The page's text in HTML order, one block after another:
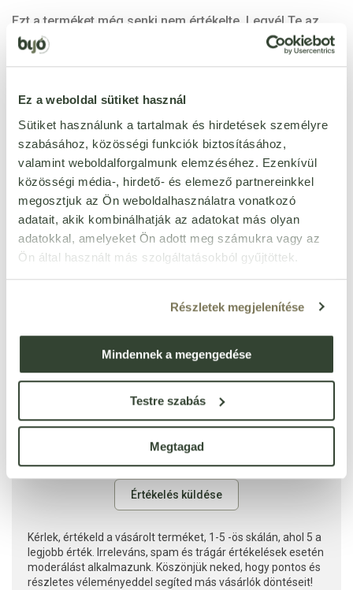
Ez a weboldal sütiket használ
Sütiket használunk a tartalmak és hirdetések személyre
szabásához, közösségi funkciók biztosításához,
valamint weboldalforgalmunk elemzéséhez. Ezenkívül
közösségi média-, hirdető- és elemező partnereinkkel
megosztjuk az Ön weboldalhasználatra vonatkozó
adatait, akik kombinálhatják az adatokat más olyan
adatokkal, amelyeket Ön adott meg számukra vagy az
Ön által használt más szolgáltatásokból gyűjtöttek.
Részletek megjelenítése
Mindennek a megengedése
Testre szabás
Megtagad
Ezt a terméket még senki nem értékelte. Legyél Te az
első!
ÉRTÉKELÉST ÍROK
Ennyi csillagot adok
Kérlek, értékeld a vásárolt terméket, 1-5 -ös skálán, ahol 5 a
legjobb érték. Irreleváns, spam és trágár értékelések esetén
moderálást alkalmazunk. Köszönjük neked, hogy pontos és
részletes véleményeddel segíted más vásárlók döntéseit!